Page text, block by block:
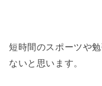
短時間のスポーツや
ないと思います。